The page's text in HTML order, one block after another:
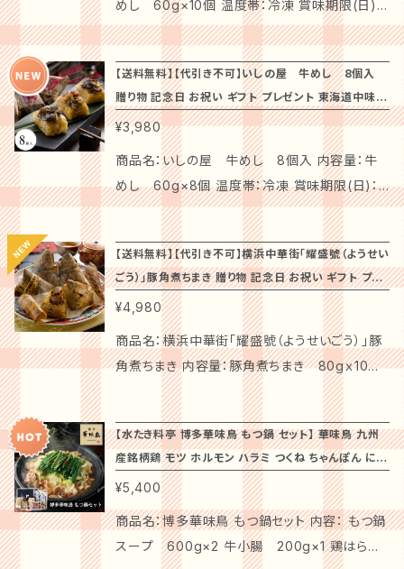
汁、醸造酢)、砂糖/調味料(アミノ酸等)、 酸味
料、香料、(一部に小麦・大豆を含む) 【ちゃんぽ
ん麺】 小麦粉(国内製造)、粉末状植物性たん白/
加工でん粉、かんすい、クチナシ色素、(一部に小
麦・乳成分を含む) 九州産「華味鳥」は、太陽の
光と自然の風が入る平飼いの開放鶏舎で、海藻
やハーブ、ぶどうの絞り粕や木酢液などと共に、
腸内環境を整える飼料を与え健康的に育てられ
た鶏です。その肉質は鶏特有の臭みが抑えられ、
はっきりとした旨みと歯ごたえがあります。博多・
中洲に本店を構え、大阪 東京にも店舗展開する
「水たき料亭 博多華味鳥」の吟味されたスープ
と素材をご家庭でお楽しみいただけます。水たき
料亭オリジナルのぽん酢と一緒にご賞味くださ
い。 調理方法とお召しあがり方： 1.スープを火に
かけ煮立ち始めたら、あらかじめ解凍しておいた
鶏肉、つくねを入れていきます。沸騰したら丁寧
にアクを取り除き、まずはスープをご賞味くださ
が通ったら、取り鉢にぽん酢とお好みの薬味(ネ
ギ・柚胡椒など)を入れ、鶏肉、つくね、野菜など
をお召しあがりください。(キャベツを入れるのが
発送となります。 ### 商品説明： 特別な味わ
い、巣鴨「とげぬき福寿庵」の「東京塩豆大福」。
こだわりの塩と厳選した北海道産の高品質な大
豆を使用し、上品な甘さとしっかりした塩味のバ
ランスが絶妙です。ふっくらとしたもち生地に、滑
らかなこしあんを包み込み、一口食べるごとに
心を満たす味わいをお楽しみいただけます。 美
しいパッケージでお届けするこの商品は、贈り物
やお祝い、特別な記念日の思い出に最適です。大
切な方に心を込めた贈り物として、ご利用いただ
ければ幸いです。 #### 店主の声 「とげぬき福
寿庵」では、厳選した素材を使用し、伝統の製法
で大福を作り上げています。私たちの塩豆大福
が、皆様の特別な瞬間に彩りを添え、一生の思い
出となることを心より願っています。 ### 【商品
詳細】 「東京塩豆大福」は、見た目にも美しく、口
の中でとろけるような食感を楽しむことができま
す。しっとりとした生地に包まれた心地よい塩味
のあんこは、家族や友人との食卓に華やかさを
添え、どなたにも喜ばれる逸品です。 ### 【特別
なシーンを演出します！】 お祝いの席や特別な
日のスイーツタイムに、この「塩豆大福」をご提供
めし 60g×10個 温度帯：冷凍 賞味期限(日)：
60 原産地：国内 特徴： もち米とうるち米を程よ
くブレンドし、醤油ベースのだし汁で炊き上げた
ご飯に鰹だしで旨みをプラスしました。国産ごぼ
うと甘辛く味付けした国産牛肉を盛付けた牛め
しをレンジで簡単にお楽しみください。 注意事
項 ※「代引き」はご利用いただけません。予めご
了承ください。 ※のしは短冊のしとなります。 ※
シュリンク包装での発送となります。 厳選された
牛肉を使用し、特製のタレでじっくりと煮込んだ
牛めしは、柔らかいお肉とご飯が絶妙に合わさ
り、口の中でとろけるような味わいを楽しめま
す。 ### 商品説明： 心を満たす贅沢な味わい、
「いしの屋『牛めし』」は、特別な日の食卓を華や
かに彩る逸品です。厳選した牛肉をふんだんに
使い、職人の技で丁寧に仕上げた牛めしは、深い
旨味が浸透したふっくらとしたご飯と絶妙に絡ま
り、一口ごとに豊かな風味が感じられます。 美し
いパッケージでお届けするこの商品は、大切な
方への贈り物や記念日のお祝いにも最適です。
特別な瞬間を演出したいシーンに、ぜひご利用く
ださい。 #### 店主の声 「いしの屋」では、選び
抜かれた国産の素材を使用し、伝統の製法で心
【送料無料】【代引き不可】いしの屋 牛めし 8個入
贈り物 記念日 お祝い ギフト プレゼント 東海道中味め
ぐり
¥3,980
商品名：いしの屋 牛めし 8個入 内容量：牛
めし 60g×8個 温度帯：冷凍 賞味期限(日)：6
0 原産地：国内 特徴： もち米とうるち米を程よく
ブレンドし、醤油ベースのだし汁で炊き上げたご
飯に鰹だしで旨みをプラスしました。国産ごぼう
と甘辛く味付けした国産牛肉を盛付けた牛めし
をレンジで簡単にお楽しみください。 注意事項
※「代引き」はご利用いただけません。予めご了
承ください。 ※のしは短冊のしとなります。 ※シ
ュリンク包装での発送となります。 厳選された牛
肉を使用し、特製のタレでじっくりと煮込んだ牛
めしは、柔らかいお肉とご飯が絶妙に合わさり、
口の中でとろけるような味わいを楽しめます。 #
## 商品説明： 心を満たす贅沢な味わい、「いし
の屋『牛めし』」は、特別な日の食卓を華やかに
彩る逸品です。厳選した牛肉をふんだんに使い、
職人の技で丁寧に仕上げた牛めしは、深い旨味
【送料無料】【代引き不可】横浜中華街「耀盛號（ようせい
ごう）」豚角煮ちまき 贈り物 記念日 お祝い ギフト プレ
ゼント 東海道中味めぐり isy
¥4,980
商品名：横浜中華街「耀盛號（ようせいごう）」豚
角煮ちまき 内容量：豚角煮ちまき 80gｘ10個
温度帯：冷凍 賞味期限(日)：60 原産地：日本
特徴： 耀盛號（ようせいごう）は､創業1946年中
国食材卸、小売の横浜中華街の老舗です。創業
以来、横浜中華街の厨房を支えており、プロの料
理人から料理愛好家まで常連客を有する専門店
です。その耀盛號監修の豚角煮中華ちまきです。
縁起のいい亀甲型の化粧箱でお届けいたしま
【水たき料亭 博多華味鳥 もつ鍋 セット】 華味鳥 九州
産銘柄鶏 モツ ホルモン ハラミ つくね ちゃんぽん にん
にく 唐辛子 鍋 お鍋 贈り物 記念日 お祝い ギフト プレ
ゼント 冬のあったかグルメ お取り寄せ
¥5,400
商品名：博多華味鳥 もつ鍋セット 内容： もつ鍋
スープ 600g×2 牛小腸 200g×1 鶏はら